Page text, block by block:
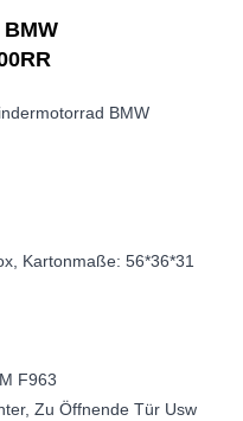
BMW
Kartonmaße: 56*36*31
F963
Zu Öffnende Tür Usw